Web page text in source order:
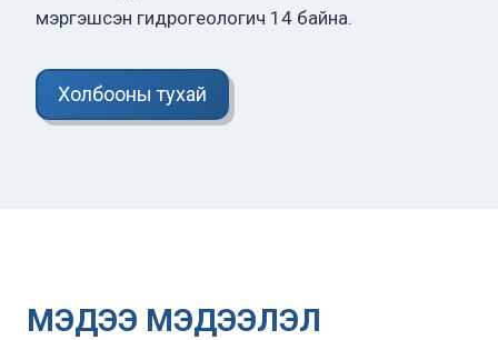
мэргэшсэн гидрогеологич 14 байна.
Холбооны тухай
МЭДЭЭ МЭДЭЭЛЭЛ